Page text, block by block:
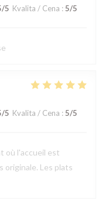
/5 Kvalita / Cena : 5/5
/5 Kvalita / Cena : 5/5
où l'accueil est
originale. Les plats